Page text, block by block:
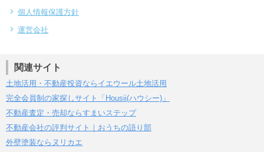
個人情報保護方針
運営会社
関連サイト
土地活用・不動産投資ならイエウール土地活用
完全会員制の家探しサイト「Housii(ハウシー)」
不動産査定・売却ならすまいステップ
不動産会社の評判サイト｜おうちの語り部
外壁塗装ならヌリカエ